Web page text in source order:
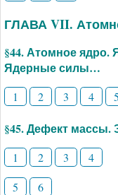
ГЛАВА VII.
§44. Атомное ядро.
Ядерные силы…
1 2 3 4 5
§45. Дефект массы.
1 2 3
4
5
6